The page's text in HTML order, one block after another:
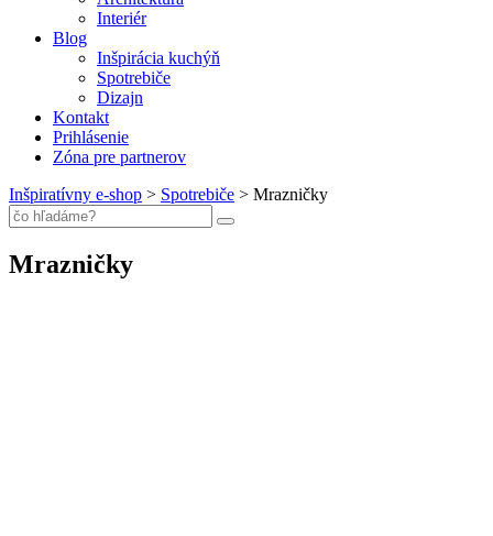
Interiér
Blog
Inšpirácia kuchýň
Spotrebiče
Dizajn
Kontakt
Prihlásenie
Zóna pre partnerov
Inšpiratívny e-shop > Spotrebiče > Mrazničky
Mrazničky